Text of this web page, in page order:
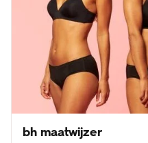
bh maatwijzer